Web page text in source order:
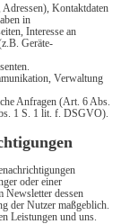
Adressen), Kontaktdaten
in
Interesse an
Geräte-
Verwaltung
Anfragen (Art. 6 Abs.
1 S. 1 lit. f. DSGVO).
oder einer
Newsletter dessen
der Nutzer maßgeblich.
Leistungen und uns.